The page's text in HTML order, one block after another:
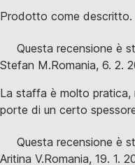
Prodotto come descritto.
Questa recensione è
Stefan M.Romania, 6. 2.
La staffa è molto pratica,
porte di un certo
Questa recensione è
Aritina V.Romania, 19. 1.